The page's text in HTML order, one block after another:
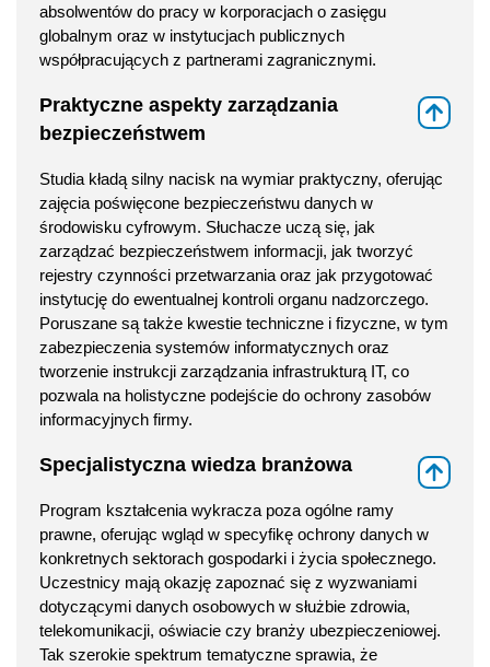
absolwentów do pracy w korporacjach o zasięgu
globalnym oraz w instytucjach publicznych
współpracujących z partnerami zagranicznymi.
Praktyczne aspekty zarządzania
bezpieczeństwem
Studia kładą silny nacisk na wymiar praktyczny, oferując
zajęcia poświęcone bezpieczeństwu danych w
środowisku cyfrowym. Słuchacze uczą się, jak
zarządzać bezpieczeństwem informacji, jak tworzyć
rejestry czynności przetwarzania oraz jak przygotować
instytucję do ewentualnej kontroli organu nadzorczego.
Poruszane są także kwestie techniczne i fizyczne, w tym
zabezpieczenia systemów informatycznych oraz
tworzenie instrukcji zarządzania infrastrukturą IT, co
pozwala na holistyczne podejście do ochrony zasobów
informacyjnych firmy.
Specjalistyczna wiedza branżowa
Program kształcenia wykracza poza ogólne ramy
prawne, oferując wgląd w specyfikę ochrony danych w
konkretnych sektorach gospodarki i życia społecznego.
Uczestnicy mają okazję zapoznać się z wyzwaniami
dotyczącymi danych osobowych w służbie zdrowia,
telekomunikacji, oświacie czy branży ubezpieczeniowej.
Tak szerokie spektrum tematyczne sprawia, że